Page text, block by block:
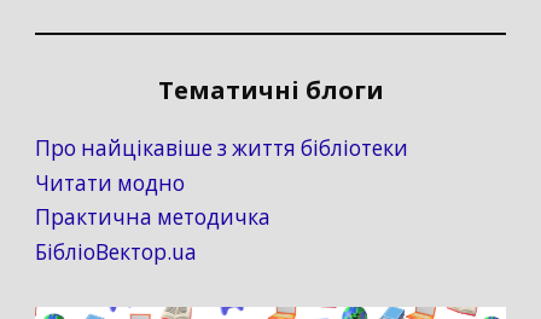
Тематичні блоги
Про найцікавіше з життя бібліотеки
Читати модно
Практична методичка
БібліоВектор.ua